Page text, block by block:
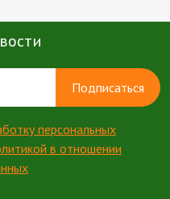
Подписаться
персональных
в отношении